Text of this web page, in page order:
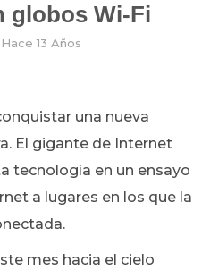
globos Wi-Fi
Hace 13 Años
una nueva
El gigante de Internet
tecnología en un ensayo
a lugares en los que la
mes hacia el cielo